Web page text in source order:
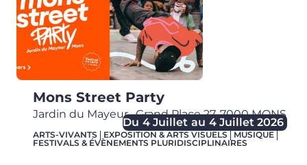
Mons Street Party
Du 4 Juillet au 4 Juillet 2026
Jardin du Mayeur,Grand Place 27,7000MONS
ARTS-VIVANTS EXPOSITION & ARTS VISUELS
MUSIQUE
FESTIVALS & ÉVÈNEMENTS PLURIDISCIPLINAIRES